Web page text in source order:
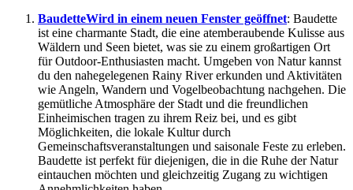
BaudetteWird in einem neuen Fenster geöffnet: Baudette
ist eine charmante Stadt, die eine atemberaubende Kulisse aus
Wäldern und Seen bietet, was sie zu einem großartigen Ort
für Outdoor-Enthusiasten macht. Umgeben von Natur kannst
du den nahegelegenen Rainy River erkunden und Aktivitäten
wie Angeln, Wandern und Vogelbeobachtung nachgehen. Die
gemütliche Atmosphäre der Stadt und die freundlichen
Einheimischen tragen zu ihrem Reiz bei, und es gibt
Möglichkeiten, die lokale Kultur durch
Gemeinschaftsveranstaltungen und saisonale Feste zu erleben.
Baudette ist perfekt für diejenigen, die in die Ruhe der Natur
eintauchen möchten und gleichzeitig Zugang zu wichtigen